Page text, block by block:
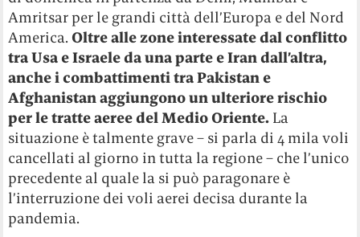
Amritsar per le grandi città dell’Europa e del Nord
America.Oltre alle zone interessate dal conflitto
tra Usa e Israele da una parte e Iran dall’altra,
anche i combattimenti tra Pakistan e
Afghanistan aggiungono un ulteriore rischio
per le tratte aeree del Medio Oriente. La
situazione è talmente grave – si parla di 4 mila voli
cancellati al giorno in tutta la regione – che l’unico
precedente al quale la si può paragonare è
l’interruzione dei voli aerei decisa durante la
pandemia.